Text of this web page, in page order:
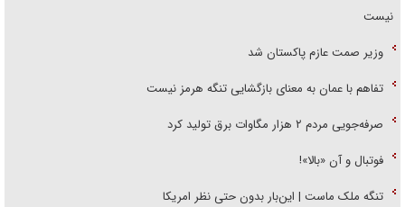
نیست
وزیر صمت عازم پاکستان شد
تفاهم با عمان به معنای بازگشایی تنگه هرمز نیست
صرفه‌جویی مردم ۲ هزار مگاوات برق تولید کرد
فوتبال و آن «بالا»!
تنگه ملک ماست | این‌بار بدون حتی نظر امریکا